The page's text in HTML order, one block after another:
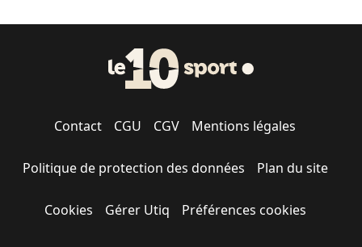
Contact CGU CGV Mentions légales
Politique de protection des données Plan du site
Cookies Gérer Utiq Préférences cookies